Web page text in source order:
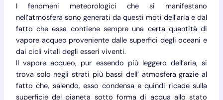
I fenomeni meteorologici che si manifestano
nell’atmosfera sono generati da questi moti dell’aria e dal
fatto che essa contiene sempre una certa quantità di
vapore acqueo proveniente dalle superfici degli oceani e
dai cicli vitali degli esseri viventi.
Il vapore acqueo, pur essendo più leggero dell’aria, si
trova solo negli strati più bassi dell’ atmosfera grazie al
fatto che, salendo, esso condensa e quindi ricade sulla
superficie del pianeta sotto forma di acqua allo stato